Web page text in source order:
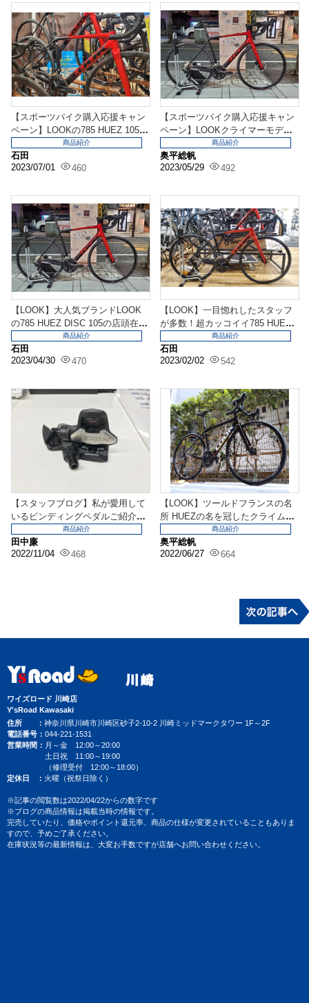
【スポーツバイク購入応援キャン
ペーン】LOOKの785 HUEZ 105が
石田
2023/07/01
460
商品紹介
【スポーツバイク購入応援キャン
ペーン】LOOKクライマーモデル7
奥平総帆
2023/05/29
492
商品紹介
【LOOK】大人気ブランドLOOK
の785 HUEZ DISC 105の店頭在
石田
2023/04/30
470
商品紹介
【LOOK】一目惚れしたスタッフ
が多数！超カッコイイ785 HUEZ
石田
2023/02/02
542
商品紹介
【スタッフブログ】私が愛用して
いるビンディングペダルご紹介い
たします！！！
田中廉
2022/11/04
468
商品紹介
【LOOK】ツールドフランスの名
所 HUEZの名を冠したクライムバ
イク入荷＆即納...
奥平総帆
2022/06/27
664
商品紹介
ワイズロード 川崎店
Y'sRoad Kawasaki
住所
神奈川県川崎市川崎区砂子2-10-2 川崎ミッドマークタワー 1F～2F
電話番号
044-221-1531
営業時間
月～金 12:00～20:00
土日祝 11:00～19:00
（修理受付 12:00～18:00）
定休日
火曜（祝祭日除く）
※記事の閲覧数は2022/04/22からの数字です
※ブログの商品情報は掲載当時の情報です。
完売していたり、価格やポイント還元率、商品の仕様が変更されていることもありま
すので、予めご了承ください。
在庫状況等の最新情報は、大変お手数ですが店舗へお問い合わせください。